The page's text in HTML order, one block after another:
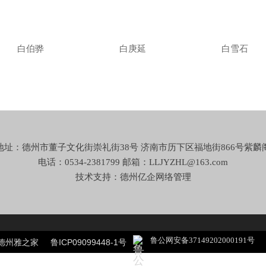
白伯骅 白庚延 白雪石
址：德州市董子文化街崇礼街38号 济南市历下区福地街866号紫麟
电话：0534-2381799 邮箱：LLJYZHL@163.com
技术支持：德州亿企网络管理
州雅之家鲁ICP09099448-1号 鲁公网安备37149202000191号